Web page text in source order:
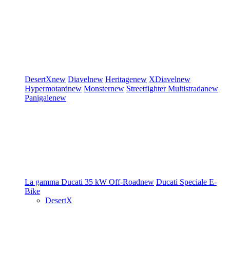
DesertXnew Diavelnew Heritagenew XDiavelnew
Hypermotardnew Monsternew StreetfighterMultistradanew
Panigalenew
La gamma Ducati 35 kW Off-Roadnew Ducati Speciale E-
Bike
DesertX